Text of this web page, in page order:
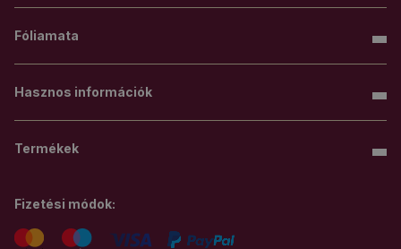
Fóliamata
Hasznos információk
Termékek
Fizetési módok: